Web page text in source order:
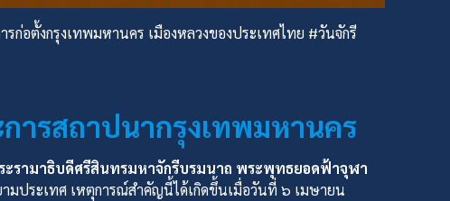
อตั้งกรุงเทพมหานคร เมืองหลวงของประเทศไทย #วันจักรี
ารสถาปนากรุงเทพมหานคร
รามาธิบดีศรีสินทรมหาจักรีบรมนาถ พระพุทธยอดฟ้าจุฬา
มประเทศ เหตุการณ์สำคัญนี้ได้เกิดขึ้นเมื่อวันที่ ๖ เมษายน